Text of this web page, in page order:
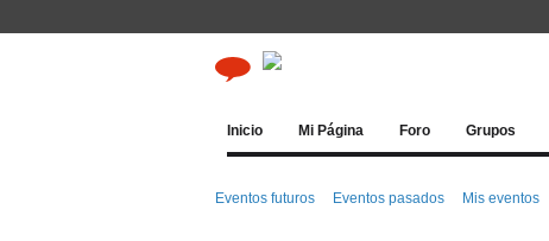
Inicio Mi Página Foro Grupos
Eventos futuros Eventos pasados Mis eventos